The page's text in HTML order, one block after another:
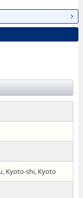
Kyoto-shi, Kyoto